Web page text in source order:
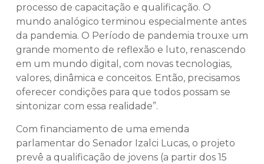
processo de capacitação e qualificação. O
mundo analógico terminou especialmente antes
da pandemia. O Período de pandemia trouxe um
grande momento de reflexão e luto, renascendo
em um mundo digital, com novas tecnologias,
valores, dinâmica e conceitos. Então, precisamos
oferecer condições para que todos possam se
sintonizar com essa realidade”.
Com financiamento de uma emenda
parlamentar do Senador Izalci Lucas, o projeto
prevê a qualificação de jovens (a partir dos 15